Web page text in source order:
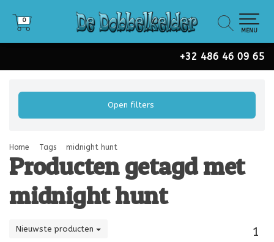
+32 486 46 09 65
0
0
MENU
Open filters
Home Tags midnight hunt
Producten getagd met
midnight hunt
Nieuwste producten 1